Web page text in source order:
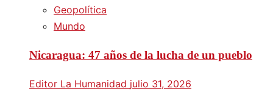
Geopolítica
Mundo
Nicaragua: 47 años de la lucha de un pueblo
Editor La Humanidad julio 31, 2026